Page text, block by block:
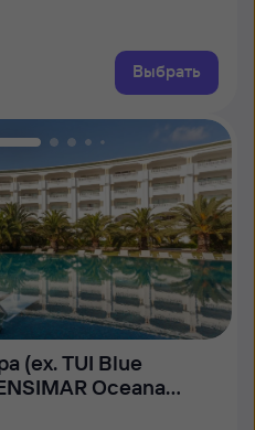
Выбрать
(ex. TUI Blue
Oceana